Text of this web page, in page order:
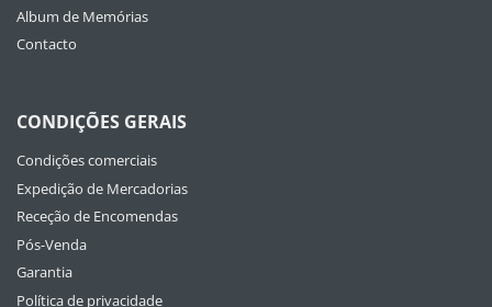
Album de Memórias
Contacto
CONDIÇÕES GERAIS
Condições comerciais
Expedição de Mercadorias
Receção de Encomendas
Pós-Venda
Garantia
Política de privacidade